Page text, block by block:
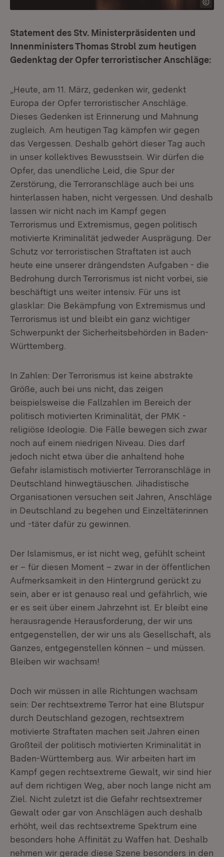
Statement des Stv. Ministerpräsidenten und
Innenministers Thomas Strobl zum heutigen
Gedenktag der Opfer terroristischer Anschläge:
„Heute, am 11. März, gedenken wir, gedenkt
Europa der Opfer terroristischer Anschläge.
Dieses Gedenken ist Erinnerung und Mahnung
zugleich. Am heutigen Tag kämpfen wir gegen
das Vergessen. Deshalb gehört dieser Tag auch
in unser kollektives Bewusstsein. Wir dürfen die
Opfer, das unendliche Leid, die Spur der
Zerstörung, die Terroranschläge auch bei uns
hinterlassen haben, nicht vergessen. Und deshalb
lassen wir nicht nach im Kampf gegen
Terrorismus und Extremismus, gegen politisch
motivierte Kriminalität jedweder Ausprägung. Der
Schutz vor terroristischen Straftaten ist auch
heute eine unserer drängendsten Aufgaben - die
Bedrohung durch Terrorismus ist nicht vorbei, sie
beschäftigt uns weiter intensiv. Für uns ist
glasklar: Die Bekämpfung von Extremismus und
Terrorismus ist und bleibt ein ganz wichtiger
Schwerpunkt der Sicherheitsbehörden in Baden-
Württemberg.
In Zahlen: Der Terrorismus ist keine abstrakte
Größe, auch bei uns nicht, das zeigen
beispielsweise die Fallzahlen im Bereich der
politisch motivierten Kriminalität, der PMK -
religiöse Ideologie. Die Fälle bewegen sich zwar
noch auf einem niedrigen Niveau. Dies darf
jedoch nicht etwa über die anhaltend hohe
Gefahr islamistisch motivierter Terroranschläge in
Deutschland hinwegtäuschen. Jihadistische
Organisationen versuchen seit Jahren, Anschläge
in Deutschland zu begehen und Einzeltäterinnen
und -täter dafür zu gewinnen.
Der Islamismus, er ist nicht weg, gefühlt scheint
er – für diesen Moment – zwar in der öffentlichen
Aufmerksamkeit in den Hintergrund gerückt zu
sein, aber er ist genauso real und gefährlich, wie
er es seit über einem Jahrzehnt ist. Er bleibt eine
herausragende Herausforderung, der wir uns
entgegenstellen, der wir uns als Gesellschaft, als
Ganzes, entgegenstellen können – und müssen.
Bleiben wir wachsam!
Doch wir müssen in alle Richtungen wachsam
sein: Der rechtsextreme Terror hat eine Blutspur
durch Deutschland gezogen, rechtsextrem
motivierte Straftaten machen seit Jahren einen
Großteil der politisch motivierten Kriminalität in
Baden-Württemberg aus. Wir arbeiten hart im
Kampf gegen rechtsextreme Gewalt, wir sind hier
auf dem richtigen Weg, aber noch lange nicht am
Ziel. Nicht zuletzt ist die Gefahr rechtsextremer
Gewalt oder gar von Anschlägen auch deshalb
erhöht, weil das rechtsextreme Spektrum eine
besonders hohe Affinität zu Waffen hat. Deshalb
nehmen wir gerade diese Szene besonders in den